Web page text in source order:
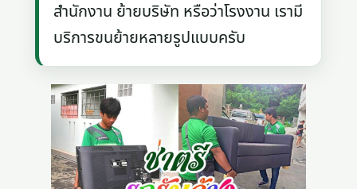
สำนักงาน ย้ายบริษัท หรือว่าโรงงาน เรามี
บริการขนย้ายหลายรูปแบบครับ